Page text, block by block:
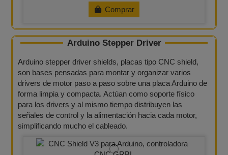
Comprar
Arduino Stepper Driver​
Arduino stepper driver shields, placas tipo CNC shield,
son bases pensadas para montar y organizar varios
drivers de motor paso a paso sobre una placa Arduino de
forma limpia y compacta. Actúan como soporte físico
para los drivers y al mismo tiempo distribuyen las
señales de control y la alimentación hacia cada motor,
simplificando mucho el cableado.